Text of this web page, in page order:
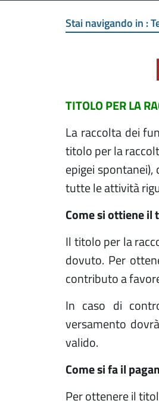
Stai navigando in :
TITOLO PER LA
La raccolta dei
titolo per la
epigei
tutte le attività
Come si ottiene
Il titolo per la
dovuto. Per
contributo a
In caso di
versamento
valido.
Come si fa il
Per ottenere il